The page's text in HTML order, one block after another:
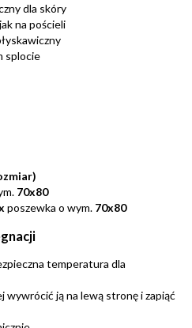
dla skóry
na pościeli
splocie
70x80
poszewka o wym. 70x80
temperatura dla
wywrócić ją na lewą stronę i zapiąć